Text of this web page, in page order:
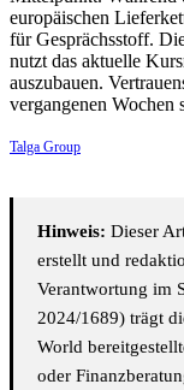
europäischen
für Gesprächsstoff.
nutzt das aktuelle
auszubauen.
vergangenen
Talga Group
Hinweis: Dieser
erstellt und
Verantwortung im
2024/1689) trägt
World
oder